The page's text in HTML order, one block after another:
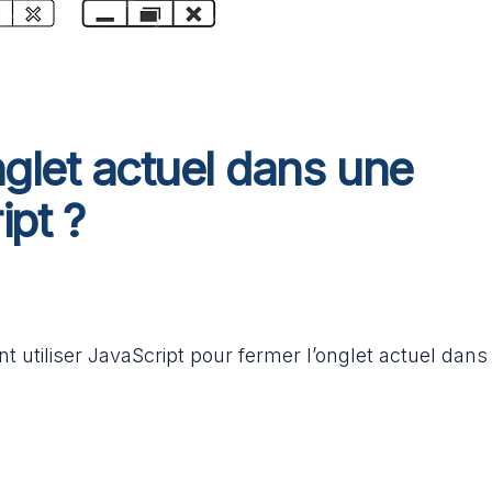
actuel dans une
?
utiliser JavaScript pour fermer l’onglet actuel dans